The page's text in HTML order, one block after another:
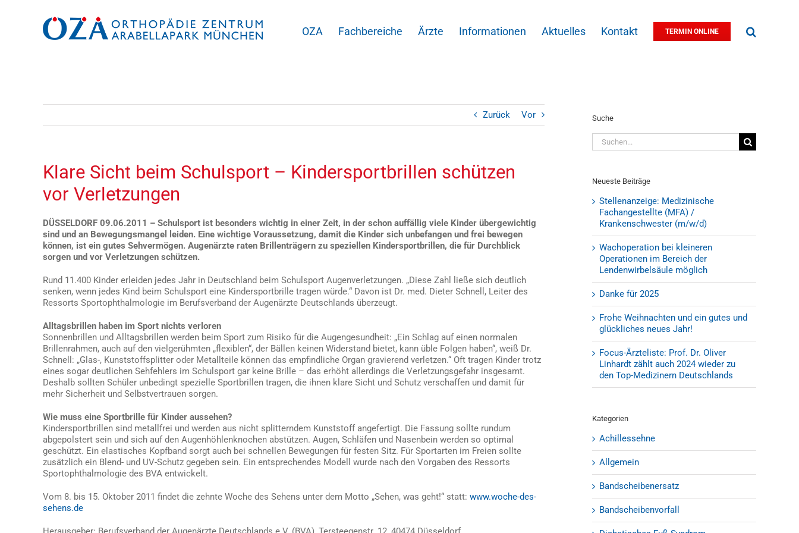
OZA Fachbereiche Ärzte Informationen Aktuelles Kontakt TERMIN ONLINE
Zurück Vor
Klare Sicht beim Schulsport – Kindersportbrillen schützen
vor Verletzungen
DÜSSELDORF 09.06.2011 – Schulsport ist besonders wichtig in einer Zeit, in der schon auffällig viele Kinder übergewichtig
sind und an Bewegungsmangel leiden. Eine wichtige Voraussetzung, damit die Kinder sich unbefangen und frei bewegen
können, ist ein gutes Sehvermögen. Augenärzte raten Brillenträgern zu speziellen Kindersportbrillen, die für Durchblick
sorgen und vor Verletzungen schützen.
Rund 11.400 Kinder erleiden jedes Jahr in Deutschland beim Schulsport Augenverletzungen. „Diese Zahl ließe sich deutlich
senken, wenn jedes Kind beim Schulsport eine Kindersportbrille tragen würde.“ Davon ist Dr. med. Dieter Schnell, Leiter des
Ressorts Sportophthalmologie im Berufsverband der Augenärzte Deutschlands überzeugt.
Alltagsbrillen haben im Sport nichts verloren
Sonnenbrillen und Alltagsbrillen werden beim Sport zum Risiko für die Augengesundheit: „Ein Schlag auf einen normalen
Brillenrahmen, auch auf den vielgerühmten „flexiblen“, der Bällen keinen Widerstand bietet, kann üble Folgen haben“, weiß Dr.
Schnell: „Glas-, Kunststoffsplitter oder Metallteile können das empfindliche Organ gravierend verletzen.“ Oft tragen Kinder trotz
eines sogar deutlichen Sehfehlers im Schulsport gar keine Brille – das erhöht allerdings die Verletzungsgefahr insgesamt.
Deshalb sollten Schüler unbedingt spezielle Sportbrillen tragen, die ihnen klare Sicht und Schutz verschaffen und damit für
mehr Sicherheit und Selbstvertrauen sorgen.
Wie muss eine Sportbrille für Kinder aussehen?
Kindersportbrillen sind metallfrei und werden aus nicht splitterndem Kunststoff angefertigt. Die Fassung sollte rundum
abgepolstert sein und sich auf den Augenhöhlenknochen abstützen. Augen, Schläfen und Nasenbein werden so optimal
geschützt. Ein elastisches Kopfband sorgt auch bei schnellen Bewegungen für festen Sitz. Für Sportarten im Freien sollte
zusätzlich ein Blend- und UV-Schutz gegeben sein. Ein entsprechendes Modell wurde nach den Vorgaben des Ressorts
Sportophthalmologie des BVA entwickelt.
Vom 8. bis 15. Oktober 2011 findet die zehnte Woche des Sehens unter dem Motto „Sehen, was geht!“ statt: www.woche-des-
sehens.de
Suche
Suche
nach:
Neueste Beiträge
Stellenanzeige: Medizinische
Fachangestellte (MFA) /
Krankenschwester (m/w/d)
Wachoperation bei kleineren
Operationen im Bereich der
Lendenwirbelsäule möglich
Danke für 2025
Frohe Weihnachten und ein gutes und
glückliches neues Jahr!
Focus-Ärzteliste: Prof. Dr. Oliver
Linhardt zählt auch 2024 wieder zu
den Top-Medizinern Deutschlands
Kategorien
Achillessehne
Allgemein
Bandscheibenersatz
Bandscheibenvorfall